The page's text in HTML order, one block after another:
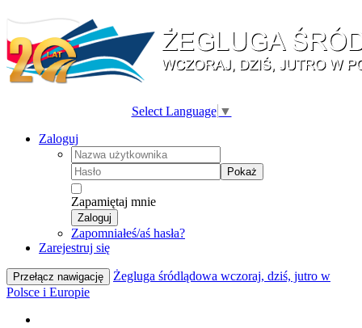
Select Language ▼
Zaloguj
Pokaż
Zapamiętaj mnie
Zaloguj
Zapomniałeś/aś hasła?
Zarejestruj się
Przełącz nawigację
Żegluga śródlądowa wczoraj, dziś, jutro w
Polsce i Europie